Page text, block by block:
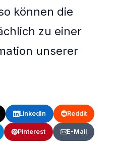
können die
zu einer
unserer
LinkedIn Reddit
Pinterest E-Mail